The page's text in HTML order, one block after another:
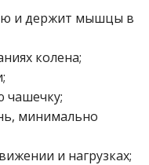
и держит мышцы в
колена;
чашечку;
минимально
и нагрузках;